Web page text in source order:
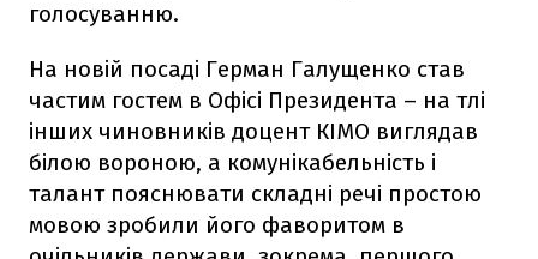
голосуванню.
На новій посаді Герман Галущенко став
частим гостем в Офісі Президента – на тлі
інших чиновників доцент КІМО виглядав
білою вороною, а комунікабельність і
талант пояснювати складні речі простою
мовою зробили його фаворитом в